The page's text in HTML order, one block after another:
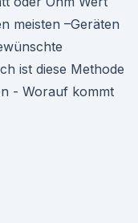
meisten –Geräten
ist diese Methode
- Worauf kommt